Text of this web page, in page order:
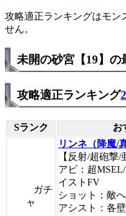
攻略適正ランキングはモン
せん。
未開の砂宮【19】の
攻略適正ランキング
Sランク お
ガチ
ャ
リンネ（降魔/
【反射/超砲撃/
アビ：超
イストFV
ショット：敵
アシスト：各